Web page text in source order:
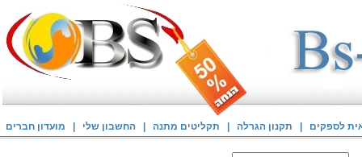
לספקים תקנון הגרלה תקליטים מתנה החשבון שלי מועדון חברים